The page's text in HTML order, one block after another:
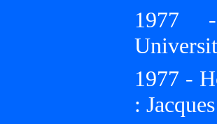
1977 -
1977 -
: